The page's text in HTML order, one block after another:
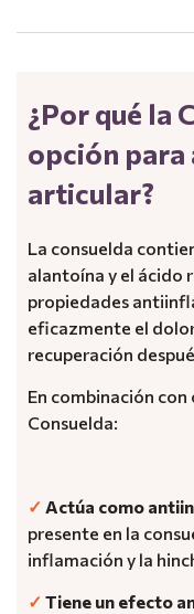
¿Por qué la
opción
articular?
La consuelda
alantoína y el ácido
propiedades
eficazmente el
recuperación
En combinación
Consuelda:
✓ Actúa como
presente en la
inflamación y la
✓ Tiene un efecto